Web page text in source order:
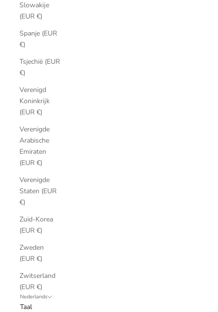
Slowakije
(EUR €)
Spanje (EUR
€)
Tsjechië (EUR
€)
Verenigd
Koninkrijk
(EUR €)
Verenigde
Arabische
Emiraten
(EUR €)
Verenigde
Staten (EUR
€)
Zuid-Korea
(EUR €)
Zweden
(EUR €)
Zwitserland
(EUR €)
Nederlands
Taal